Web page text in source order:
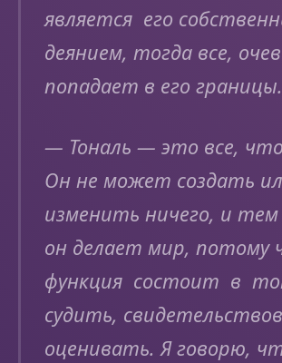
является его
деянием, тогда все,
попадает в его границы.
— Тональ — это все,
Он не может создать
изменить ничего, и тем
он делает мир, потому
функция состоит в
судить,
оценивать. Я говорю,